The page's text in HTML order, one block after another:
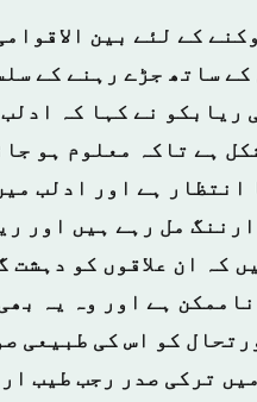
کے لئے بین
ساتھ جڑے رہنے کے
ریابکو نے کہا کہ
ہے تاکہ معلوم ہو
انتظار ہے اور ادلب
مل رہے ہیں اور
کہ ان علاقوں کو دہشت
ہے اور وہ یہ
کو اس کی طبیعی
ترکی صدر رجب طیب